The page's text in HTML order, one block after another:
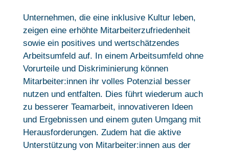
Unternehmen, die eine inklusive Kultur leben,
zeigen eine erhöhte Mitarbeiterzufriedenheit
sowie ein positives und wertschätzendes
Arbeitsumfeld auf. In einem Arbeitsumfeld ohne
Vorurteile und Diskriminierung können
Mitarbeiter:innen ihr volles Potenzial besser
nutzen und entfalten. Dies führt wiederum auch
zu besserer Teamarbeit, innovativeren Ideen
und Ergebnissen und einem guten Umgang mit
Herausforderungen. Zudem hat die aktive
Unterstützung von Mitarbeiter:innen aus der